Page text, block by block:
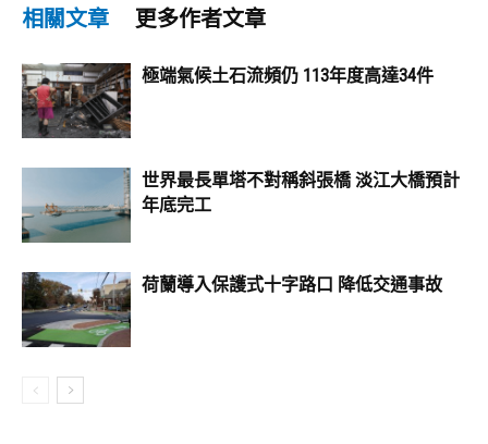
相關文章 更多作者文章
極端氣候土石流頻仍 113年度高達34件
世界最長單塔不對稱斜張橋 淡江大橋預計
年底完工
荷蘭導入保護式十字路口 降低交通事故